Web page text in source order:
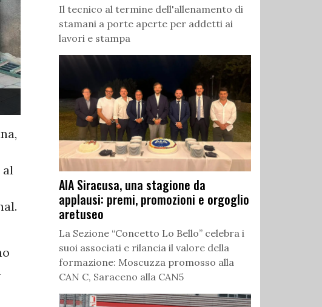
al
Il tecnico al termine dell'allenamento di
stamani a porte aperte per addetti ai
lavori e stampa
AIA Siracusa, una stagione da
applausi: premi, promozioni e orgoglio
aretuseo
La Sezione “Concetto Lo Bello” celebra i
suoi associati e rilancia il valore della
formazione: Moscuzza promosso alla
CAN C, Saraceno alla CAN5